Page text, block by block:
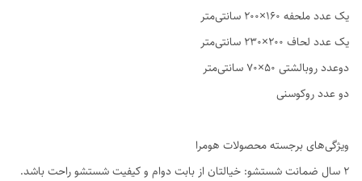
یک عدد ملحفه ۱۶۰×۲۰۰ سانتی‌متر
یک عدد لحاف ۲۰۰×۲۳۰ سانتی‌متر
دوعدد روبالشتی ۵۰×۷۰ سانتی‌متر
دو عدد روکوسنی
ویژگی‌های برجسته محصولات هومرا
۲ سال ضمانت شستشو: خیالتان از بابت دوام و کیفیت شستشو راحت باشد.